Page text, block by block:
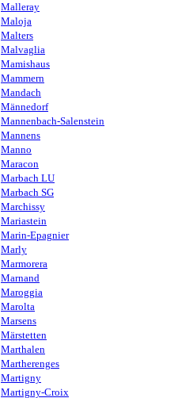
Malleray
Maloja
Malters
Malvaglia
Mamishaus
Mammern
Mandach
Männedorf
Mannenbach-Salenstein
Mannens
Manno
Maracon
Marbach LU
Marbach SG
Marchissy
Mariastein
Marin-Epagnier
Marly
Marmorera
Marnand
Maroggia
Marolta
Marsens
Märstetten
Marthalen
Martherenges
Martigny
Martigny-Croix